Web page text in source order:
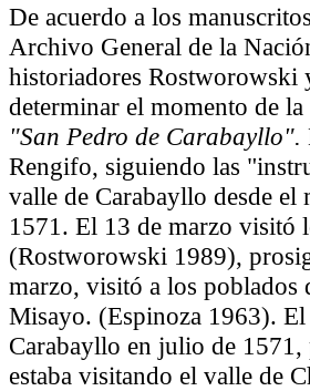
De acuerdo a los
Archivo General de la
historiadores Rostworowski
determinar el momento de
"San Pedro de Carabayllo".
Rengifo, siguiendo las
valle de Carabayllo desde el
1571. El 13 de marzo visitó
(Rostworowski 1989),
marzo, visitó a los poblados
Misayo. (Espinoza 1963).
Carabayllo en julio de 1571,
estaba visitando el valle de